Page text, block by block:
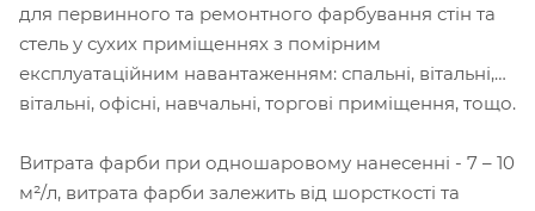
для первинного та ремонтного фарбування стін та
стель у сухих приміщеннях з помірним
експлуатаційним навантаженням: спальні, вітальні,
вітальні, офісні, навчальні, торгові приміщення, тощо.
Витрата фарби при одношаровому нанесенні - 7 – 10
м²/л, витрата фарби залежить від шорсткості та